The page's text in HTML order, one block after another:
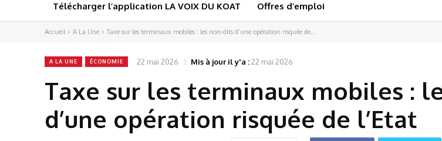
Télécharger l’application LA VOIX DU KOAT Offres d’emploi
Accueil A La Une Taxe sur les terminaux mobiles : les non-dits d’une opération risquée de...
A LA UNE ÉCONOMIE 22 mai 2026 Mis à jour il y'a :22 mai 2026
Taxe sur les terminaux mobiles :
d’une opération risquée de l’Etat